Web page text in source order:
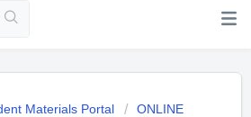
Materials Portal
ONLINE